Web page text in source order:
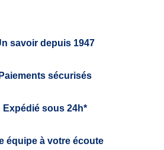
savoir depuis 1947
Paiements sécurisés
Expédié sous 24h*
équipe à votre écoute